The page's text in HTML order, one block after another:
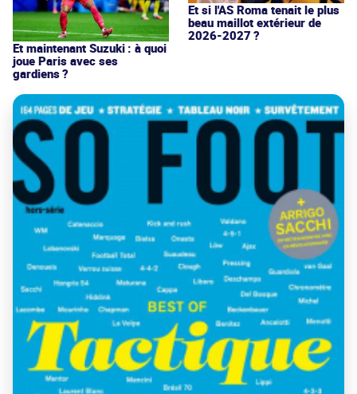
Et maintenant Suzuki : à quoi
joue Paris avec ses
gardiens ?
Et si l'AS Roma tenait le plus
beau maillot extérieur de
2026-2027 ?